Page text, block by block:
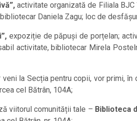
activitate organizată de Filiala BJC
Daniela Zagu; loc de
expoziție de păpuși de porțelan;
activitate, bibliotecar Mirela
la Secția pentru copii, vor primi,
cel Bătrân, 104A;
viitorul comunității tale – Biblioteca